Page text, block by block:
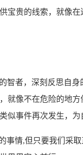
宝贵的线索，就像
智者，深刻反思自
就像不在危险的地
似事件再次发生，为
事情,但只要我们采